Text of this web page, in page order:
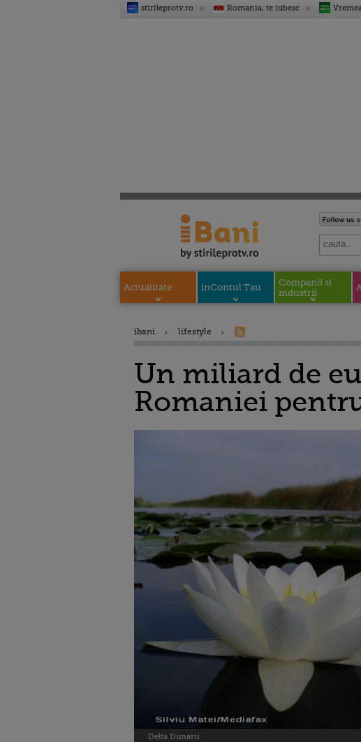
stirileprotv.ro Romania, te iubesc
Actualitate inContul Tau
Companii si
industrii
ibani lifestyle
Un miliard de
Romaniei
Delta Dunarii